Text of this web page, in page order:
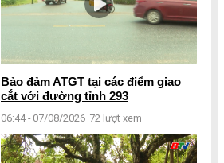
Bảo đảm ATGT tại các điểm giao
cắt với đường tỉnh 293
06:44 - 07/08/2026 72 lượt xem